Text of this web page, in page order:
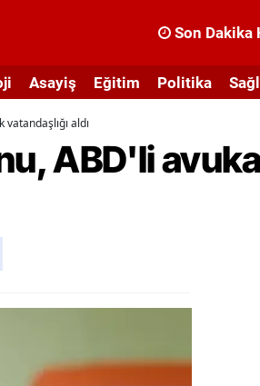
Son Dakika
Asayiş Eğitim Politika
aldı
ABD'li